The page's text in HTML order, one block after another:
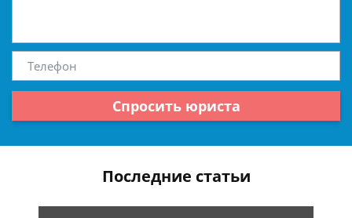
Спросить юриста
Последние статьи